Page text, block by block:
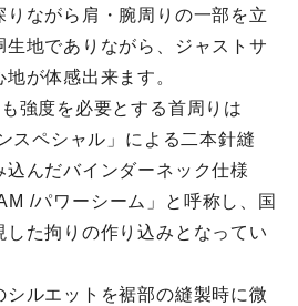
りながら肩・腕周りの一部を立
地でありながら、ジャストサ
が体感出来ます。
強度を必要とする首周りは
スペシャル」による二本針縫
んだバインダーネック仕様
/パワーシーム」と呼称し、国
した拘りの作り込みとなってい
ルエットを裾部の縫製時に微